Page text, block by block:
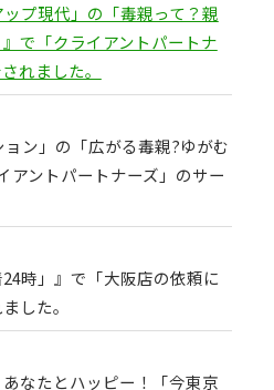
プ現代」の「毒親って？親
で「クライアントパートナ
れました。
ン」の「広がる毒親?ゆがむ
アントパートナーズ」のサー
時」』で「大阪店の依頼に
した。
なたとハッピー！「今東京